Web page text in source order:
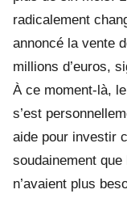
radicalement
annoncé la vente
millions d’euros,
À ce moment-là,
s’est
aide pour investir
soudainement
n’avaient plus